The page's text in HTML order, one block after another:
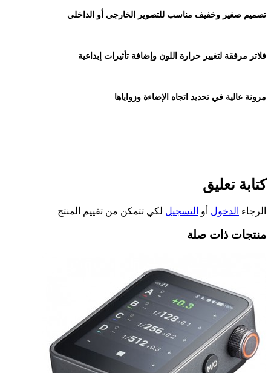
تصميم صغير وخفيف مناسب للتصوير الخارجي أو الداخلي
فلاتر مرفقة لتغيير حرارة اللون وإضافة تأثيرات إبداعية
مرونة عالية في تحديد اتجاه الإضاءة وزواياها
كتابة تعليق
الرجاء الدخول أو التسجيل لكي تتمكن من تقييم المنتج
منتجات ذات صلة